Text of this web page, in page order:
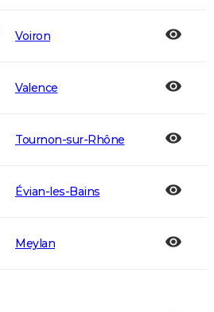
Voiron
Valence
Tournon-sur-Rhône
Évian-les-Bains
Meylan